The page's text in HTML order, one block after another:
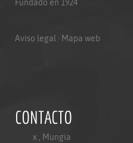
Fundado en 1924
Aviso legal Mapa web
CONTACTO
x , Mungia